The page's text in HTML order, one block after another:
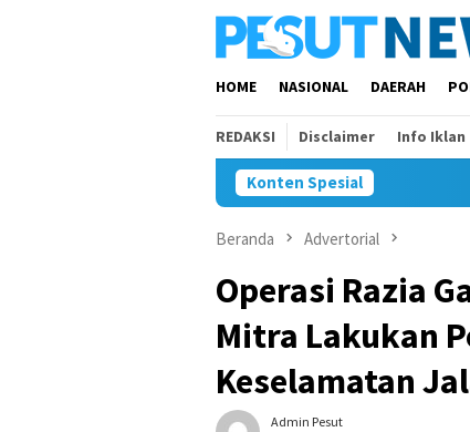
HOME NASIONAL DAERAH
REDAKSI Disclaimer Info Iklan
Konten Spesial
Beranda Advertorial
Operasi Razia
Mitra Lakukan
Keselamatan
Admin Pesut